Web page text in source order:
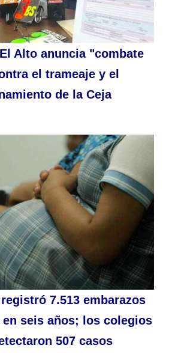
Alto anuncia "combate
el trameaje y el
de la Ceja
7.513 embarazos
seis años; los colegios
507 casos